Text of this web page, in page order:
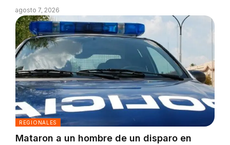
agosto 7, 2026
REGIONALES
Mataron a un hombre de un disparo en